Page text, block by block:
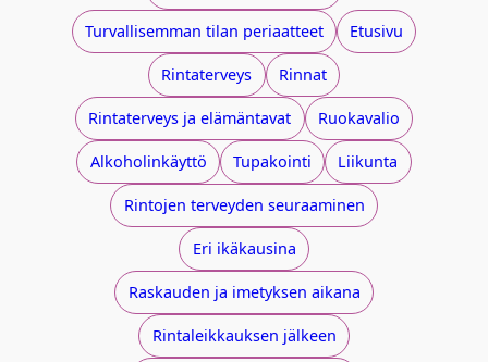
Turvallisemman tilan periaatteet Etusivu
Rintaterveys Rinnat
Rintaterveys ja elämäntavat Ruokavalio
Alkoholinkäyttö Tupakointi Liikunta
Rintojen terveyden seuraaminen
Eri ikäkausina
Raskauden ja imetyksen aikana
Rintaleikkauksen jälkeen